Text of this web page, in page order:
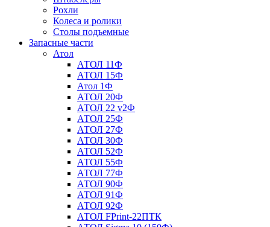
Рохли
Колеса и ролики
Столы подъемные
Запасные части
Атол
АТОЛ 11Ф
АТОЛ 15Ф
Атол 1Ф
АТОЛ 20Ф
АТОЛ 22 v2Ф
АТОЛ 25Ф
АТОЛ 27Ф
АТОЛ 30Ф
АТОЛ 52Ф
АТОЛ 55Ф
АТОЛ 77Ф
АТОЛ 90Ф
АТОЛ 91Ф
АТОЛ 92Ф
АТОЛ FPrint-22ПТК